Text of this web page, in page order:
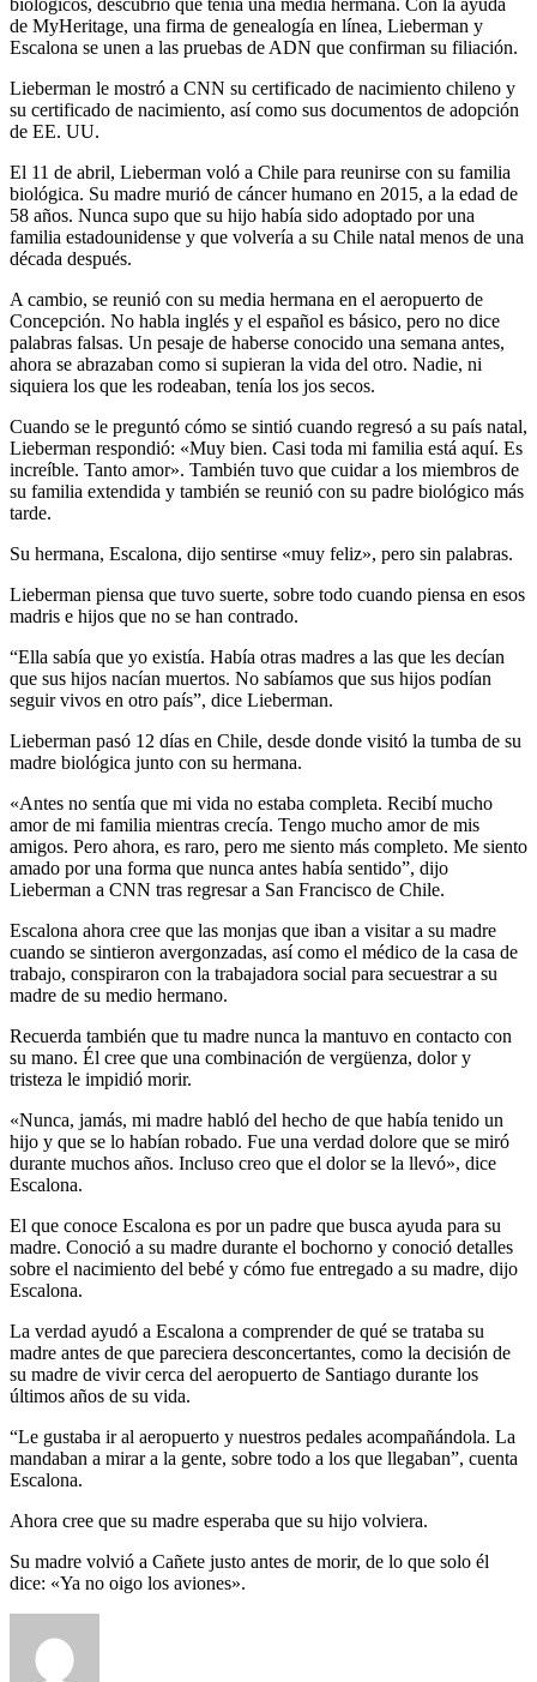
biológicos, descubrió que tenía una media hermana. Con la ayuda
de MyHeritage, una firma de genealogía en línea, Lieberman y
Escalona se unen a las pruebas de ADN que confirman su filiación.
Lieberman le mostró a CNN su certificado de nacimiento chileno y
su certificado de nacimiento, así como sus documentos de adopción
de EE. UU.
El 11 de abril, Lieberman voló a Chile para reunirse con su familia
biológica. Su madre murió de cáncer humano en 2015, a la edad de
58 años. Nunca supo que su hijo había sido adoptado por una
familia estadounidense y que volvería a su Chile natal menos de una
década después.
A cambio, se reunió con su media hermana en el aeropuerto de
Concepción. No habla inglés y el español es básico, pero no dice
palabras falsas. Un pesaje de haberse conocido una semana antes,
ahora se abrazaban como si supieran la vida del otro. Nadie, ni
siquiera los que les rodeaban, tenía los jos secos.
Cuando se le preguntó cómo se sintió cuando regresó a su país natal,
Lieberman respondió: «Muy bien. Casi toda mi familia está aquí. Es
increíble. Tanto amor». También tuvo que cuidar a los miembros de
su familia extendida y también se reunió con su padre biológico más
tarde.
Su hermana, Escalona, ​​dijo sentirse «muy feliz», pero sin palabras.
Lieberman piensa que tuvo suerte, sobre todo cuando piensa en esos
madris e hijos que no se han contrado.
“Ella sabía que yo existía. Había otras madres a las que les decían
que sus hijos nacían muertos. No sabíamos que sus hijos podían
seguir vivos en otro país”, dice Lieberman.
Lieberman pasó 12 días en Chile, desde donde visitó la tumba de su
madre biológica junto con su hermana.
«Antes no sentía que mi vida no estaba completa. Recibí mucho
amor de mi familia mientras crecía. Tengo mucho amor de mis
amigos. Pero ahora, es raro, pero me siento más completo. Me siento
amado por una forma que nunca antes había sentido”, dijo
Lieberman a CNN tras regresar a San Francisco de Chile.
Escalona ahora cree que las monjas que iban a visitar a su madre
cuando se sintieron avergonzadas, así como el médico de la casa de
trabajo, conspiraron con la trabajadora social para secuestrar a su
madre de su medio hermano.
Recuerda también que tu madre nunca la mantuvo en contacto con
su mano. Él cree que una combinación de vergüenza, dolor y
tristeza le impidió morir.
«Nunca, jamás, mi madre habló del hecho de que había tenido un
hijo y que se lo habían robado. Fue una verdad dolore que se miró
durante muchos años. Incluso creo que el dolor se la llevó», dice
Escalona.
El que conoce Escalona es por un padre que busca ayuda para su
madre. Conoció a su madre durante el bochorno y conoció detalles
sobre el nacimiento del bebé y cómo fue entregado a su madre, dijo
Escalona.
La verdad ayudó a Escalona a comprender de qué se trataba su
madre antes de que pareciera desconcertantes, como la decisión de
su madre de vivir cerca del aeropuerto de Santiago durante los
últimos años de su vida.
“Le gustaba ir al aeropuerto y nuestros pedales acompañándola. La
mandaban a mirar a la gente, sobre todo a los que llegaban”, cuenta
Escalona.
Ahora cree que su madre esperaba que su hijo volviera.
Su madre volvió a Cañete justo antes de morir, de lo que solo él
dice: «Ya no oigo los aviones».